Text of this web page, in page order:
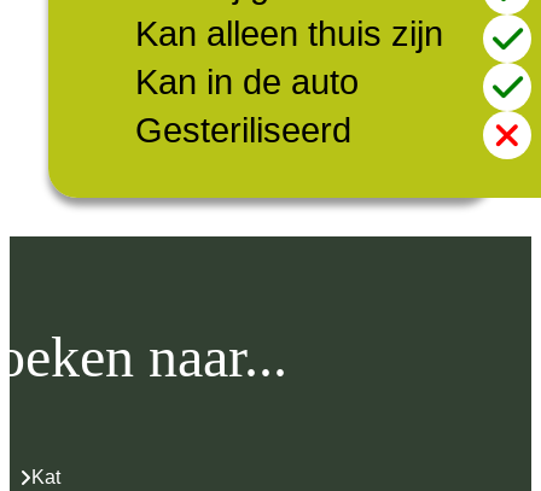
Kan alleen thuis zijn
Kan in de auto
Gesteriliseerd
naar...
Kat